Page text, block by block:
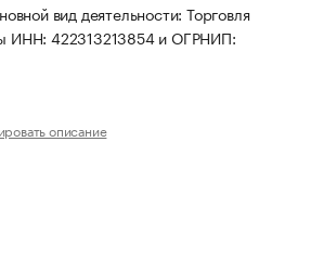
вид деятельности: Торговля
ИНН: 422313213854 и ОГРНИП:
описание